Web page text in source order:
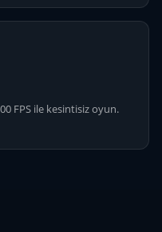
FPS ile kesintisiz oyun.